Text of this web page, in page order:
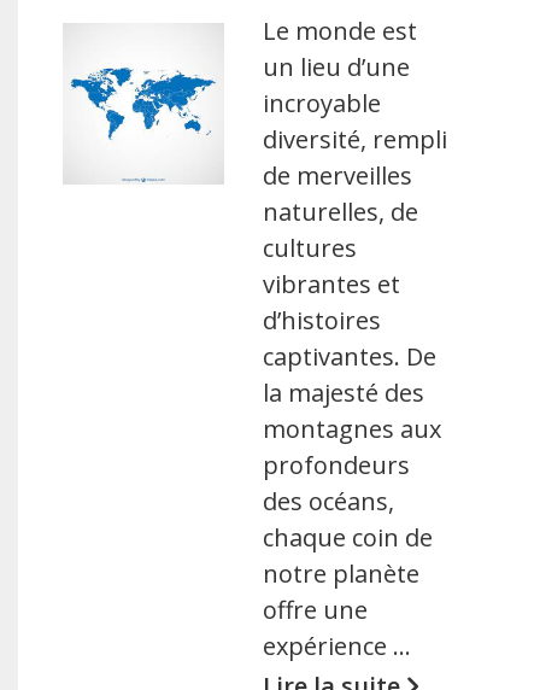
Le monde est
un lieu d’une
incroyable
diversité, rempli
de merveilles
naturelles, de
cultures
vibrantes et
d’histoires
captivantes. De
la majesté des
montagnes aux
profondeurs
des océans,
chaque coin de
notre planète
offre une
expérience …